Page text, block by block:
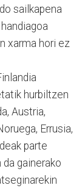
sailkapena
xarma hori ez
hurbiltzen
Austria,
Errusia,
parte
gainerako